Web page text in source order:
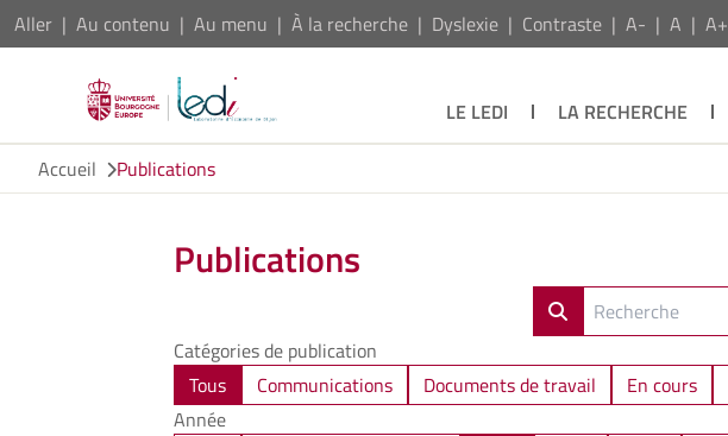
Aller Au contenu Au menu À la recherche Dyslexie Contraste A- A A+
LE LEDI LA RECHERCHE
Accueil
Publications
Publications
Catégories de publication
Tous
Communications Documents de travail En cours
Année